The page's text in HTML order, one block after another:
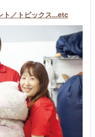
／トピックス...etc